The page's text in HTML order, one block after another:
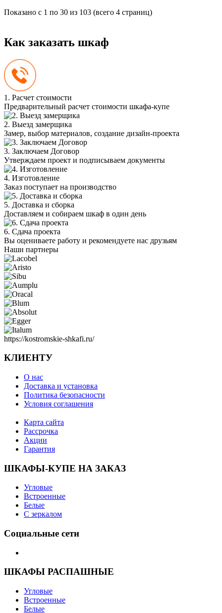
Показано с 1 по 30 из 103 (всего 4 страниц)
Как заказать шкаф
1. Расчет стоимости
Предварительный расчет стоимости шкафа-купе
2. Выезд замерщика
Замер, выбор материалов, создание дизайн-проекта
3. Заключаем Договор
Утверждаем проект и подписываем документы
4. Изготовление
Заказ поступает на производство
5. Доставка и сборка
Доставляем и собираем шкаф в один день
6. Сдача проекта
Вы оцениваете работу и рекомендуете нас друзьям
Наши партнеры
https://kostromskie-shkafi.ru/
КЛИЕНТУ
О нас
Доставка и установка
Политика безопасности
Условия соглашения
Карта сайта
Рассрочка
Акции
Гарантия
ШКАФЫ-КУПЕ НА ЗАКАЗ
Угловые
Встроенные
Белые
С зеркалом
Социальные сети
ШКАФЫ РАСПАШНЫЕ
Угловые
Встроенные
Белые